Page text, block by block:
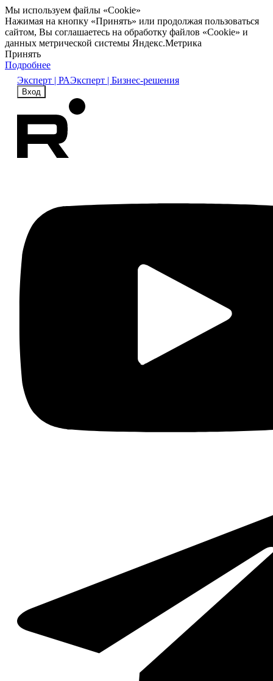
Мы используем файлы «Cookie»
Нажимая на кнопку «Принять» или продолжая пользоваться
сайтом, Вы соглашаетесь на обработку файлов «Cookie» и
данных метрической системы Яндекс.Метрика
Принять
Подробнее
Эксперт | РАЭксперт | Бизнес-решения
Вход